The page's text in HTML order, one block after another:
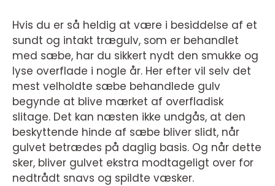
Hvis du er så heldig at være i besiddelse af et
sundt og intakt trægulv, som er behandlet
med sæbe, har du sikkert nydt den smukke og
lyse overflade i nogle år. Her efter vil selv det
mest velholdte sæbe behandlede gulv
begynde at blive mærket af overfladisk
slitage. Det kan næsten ikke undgås, at den
beskyttende hinde af sæbe bliver slidt, når
gulvet betrædes på daglig basis. Og når dette
sker, bliver gulvet ekstra modtageligt over for
nedtrådt snavs og spildte væsker.